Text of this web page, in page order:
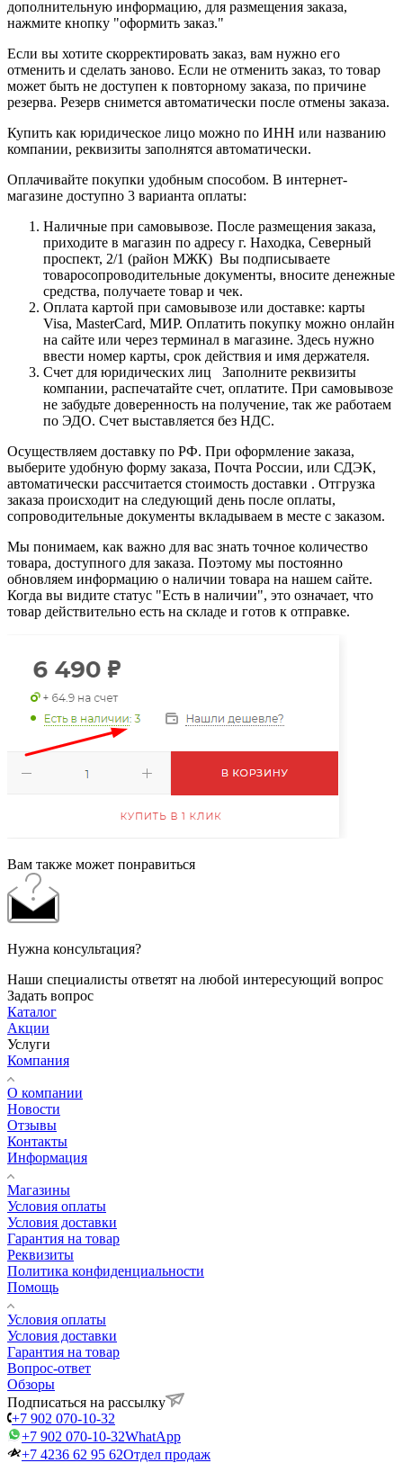
дополнительную информацию, для размещения заказа,
нажмите кнопку "оформить заказ."
Если вы хотите скорректировать заказ, вам нужно его
отменить и сделать заново. Если не отменить заказ, то товар
может быть не доступен к повторному заказа, по причине
резерва. Резерв снимется автоматически после отмены заказа.
Купить как юридическое лицо можно по ИНН или названию
компании, реквизиты заполнятся автоматически.
Оплачивайте покупки удобным способом. В интернет-
магазине доступно 3 варианта оплаты:
Наличные при самовывозе. После размещения заказа,
приходите в магазин по адресу г. Находка, Северный
проспект, 2/1 (район МЖК) Вы подписываете
товаросопроводительные документы, вносите денежные
средства, получаете товар и чек.
Оплата картой при самовывозе или доставке: карты
Visa, MasterCard, МИР. Оплатить покупку можно онлайн
на сайте или через терминал в магазине. Здесь нужно
ввести номер карты, срок действия и имя держателя.
Счет для юридических лиц Заполните реквизиты
компании, распечатайте счет, оплатите. При самовывозе
не забудьте доверенность на получение, так же работаем
по ЭДО. Счет выставляется без НДС.
Осуществляем доставку по РФ. При оформление заказа,
выберите удобную форму заказа, Почта России, или СДЭК,
автоматически рассчитается стоимость доставки . Отгрузка
заказа происходит на следующий день после оплаты,
сопроводительные документы вкладываем в месте с заказом.
Мы понимаем, как важно для вас знать точное количество
товара, доступного для заказа. Поэтому мы постоянно
обновляем информацию о наличии товара на нашем сайте.
Когда вы видите статус "Есть в наличии", это означает, что
товар действительно есть на складе и готов к отправке.
Вам также может понравиться
Нужна консультация?
Наши специалисты ответят на любой интересующий вопрос
Задать вопрос
Каталог
Акции
Услуги
Компания
О компании
Новости
Отзывы
Контакты
Информация
Магазины
Условия оплаты
Условия доставки
Гарантия на товар
Реквизиты
Политика конфиденциальности
Помощь
Условия оплаты
Условия доставки
Гарантия на товар
Вопрос-ответ
Обзоры
Подписаться на рассылку
+7 902 070-10-32
+7 902 070-10-32WhatApp
+7 4236 62 95 62Отдел продаж